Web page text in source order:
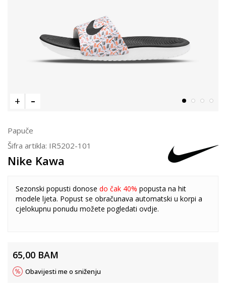
Papuče
Šifra artikla: IR5202-101
Nike Kawa
Sezonski popusti donose do čak 40% popusta na hit
modele ljeta. Popust se obračunava automatski u korpi a
cjelokupnu ponudu možete pogledati ovdje.
65,00 BAM
Obavijesti me o sniženju